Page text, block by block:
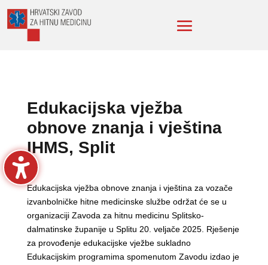
Edukacijska vježba
obnove znanja i vještina
IHMS, Split
Edukacijska vježba obnove znanja i vještina za vozače
izvanbolničke hitne medicinske službe održat će se u
organizaciji Zavoda za hitnu medicinu Splitsko-
dalmatinske županije u Splitu 20. veljače 2025. Rješenje
za provođenje edukacijske vježbe sukladno
Edukacijskim programima spomenutom Zavodu izdao je